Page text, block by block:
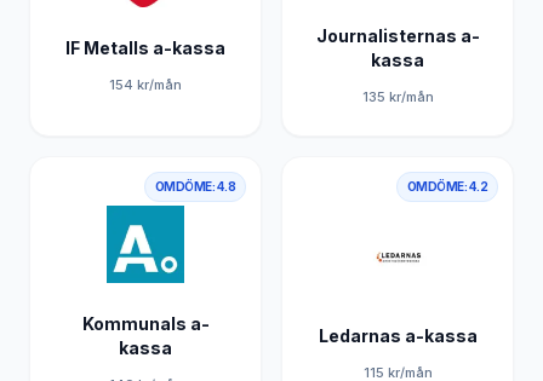
IF Metalls a-kassa
154 kr/mån
Journalisternas a-
kassa
135 kr/mån
OMDÖME:4.8
Kommunals a-
kassa
OMDÖME:4.2
Ledarnas a-kassa
115 kr/mån